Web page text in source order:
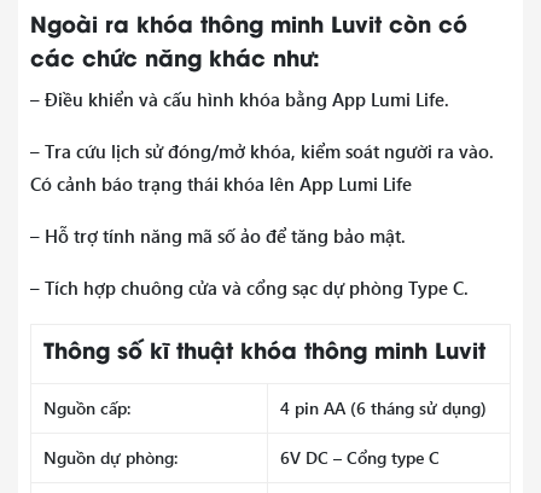
Ngoài ra khóa thông minh Luvit còn có
các chức năng khác như:
– Điều khiển và cấu hình khóa bằng App Lumi Life.
– Tra cứu lịch sử đóng/mở khóa, kiểm soát người ra vào.
Có cảnh báo trạng thái khóa lên App Lumi Life
– Hỗ trợ tính năng mã số ảo để tăng bảo mật.
– Tích hợp chuông cửa và cổng sạc dự phòng Type C.
Thông số kĩ thuật khóa thông minh Luvit
Nguồn cấp: 4 pin AA (6 tháng sử dụng)
Nguồn dự phòng: 6V DC – Cổng type C